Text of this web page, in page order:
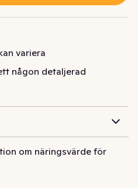
variera
någon detaljerad
om näringsvärde för